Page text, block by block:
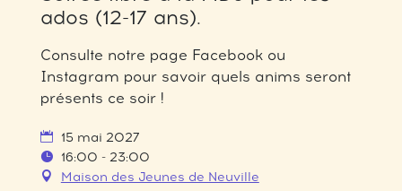
ados (12-17 ans).
Consulte notre page Facebook ou
Instagram pour savoir quels anims seront
présents ce soir !
15 mai 2027
16:00 - 23:00
Maison des Jeunes de Neuville